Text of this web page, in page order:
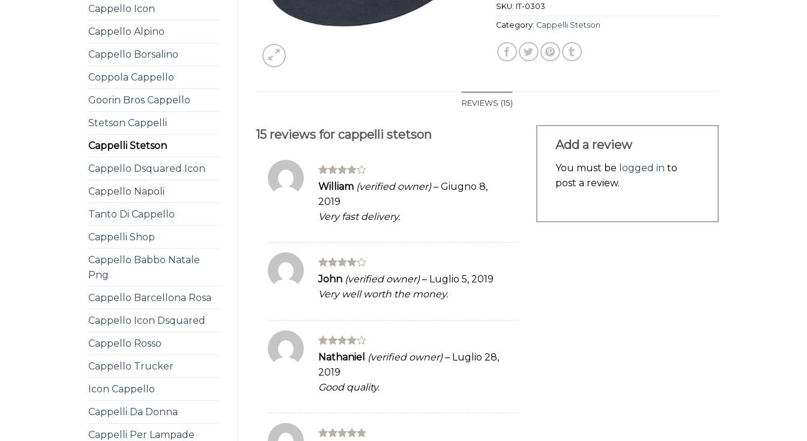
Cappello Icon
Cappello Alpino
Cappello Borsalino
Coppola Cappello
Goorin Bros Cappello
Stetson Cappelli
Cappelli Stetson
Cappello Dsquared Icon
Cappello Napoli
Tanto Di Cappello
Cappelli Shop
Cappello Babbo Natale
Png
Cappello Barcellona Rosa
Cappello Icon Dsquared
Cappello Rosso
Cappello Trucker
Icon Cappello
Cappelli Da Donna
Cappelli Per Lampade
SKU: IT-0303
Category: Cappelli Stetson
REVIEWS (15)
15 reviews for cappelli stetson
Rated4
William (verified owner) – Giugno 8,
2019
Very fast delivery.
Rated 4
out of 5
John (verified owner) – Luglio 5, 2019
Very well worth the money.
Rated4
out of 5
Nathaniel (verified owner) – Luglio 28,
2019
Good quality.
Add a review
You must be logged in to
post a review.